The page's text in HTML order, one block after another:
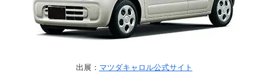
出展： マツダキャロル公式サイト